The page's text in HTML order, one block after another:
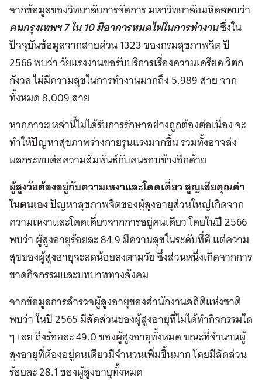
จากข้อมูลของวิทยาลัยการจัดการ มหาวิทยาลัยมหิดลพบว่า
คนกรุงเทพฯ 7 ใน 10 มีอาการหมดไฟในการทำงานซึ่งใน
ปัจจุบันข้อมูลจากสายด่วน 1323 ของกรมสุขภาพจิต ปี
2566 พบว่า วัยแรงงานขอรับบริการเรื่องความเครียด วิตก
กังวล ไม่มีความสุขในการทำงานมากถึง 5,989 สาย จาก
ทั้งหมด 8,009 สาย
หากภาวะเหล่านี้ไม่ได้รับการรักษาอย่างถูกต้องต่อเนื่อง จะ
ทำให้ปัญหาสุขภาพร่างกายรุนแรงมากขึ้น รวมทั้งอาจส่ง
ผลกระทบต่อความสัมพันธ์กับคนรอบข้างอีกด้วย
ผู้สูงวัยต้องอยู่กับความเหงาและโดดเดี่ยว สูญเสียคุณค่า
ในตนเองปัญหาสุขภาพจิตของผู้สูงอายุส่วนใหญ่เกิดจาก
ความเหงาและโดดเดี่ยวจากการอยู่คนเดียว โดยในปี 2566
พบว่า ผู้สูงอายุร้อยละ 84.9 มีความสุขในระดับที่ดี แต่ความ
สุขของผู้สูงอายุจะลดน้อยลงตามวัย ซึ่งส่วนหนึ่งเกิดจากการ
ขาดกิจกรรมและบทบาททางสังคม
จากข้อมูลการสำรวจผู้สูงอายุของสำนักงานสถิติแห่งชาติ
พบว่า ในปี 2565 มีสัดส่วนของผู้สูงอายุที่ไม่ได้ทำกิจกรรมใด
ๆ เลย ถึงร้อยละ 49.0 ของผู้สูงอายุทั้งหมด ขณะที่จำนวนผู้
สูงอายุที่ต้องอยู่คนเดียวมีจำนวนเพิ่มขึ้นมาก โดยมีสัดส่วน
ร้อยละ 28.1 ของผู้สูงอายุทั้งหมด